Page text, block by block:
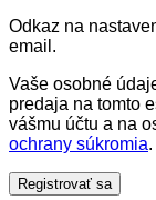
Odkaz na
email.
Vaše osobné
predaja na tomto
vášmu účtu a na
ochrany súkromia.
Registrovať sa